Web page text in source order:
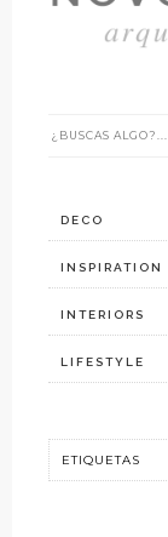
DECO
INSPIRATION
INTERIORS
LIFESTYLE